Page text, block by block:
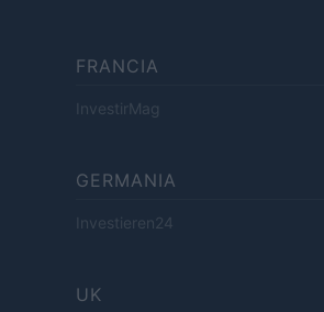
FRANCIA
InvestirMag
GERMANIA
Investieren24
UK